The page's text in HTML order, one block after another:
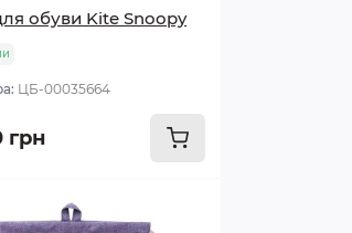
обуви Kite Snoopy
ЦБ-00035664
грн